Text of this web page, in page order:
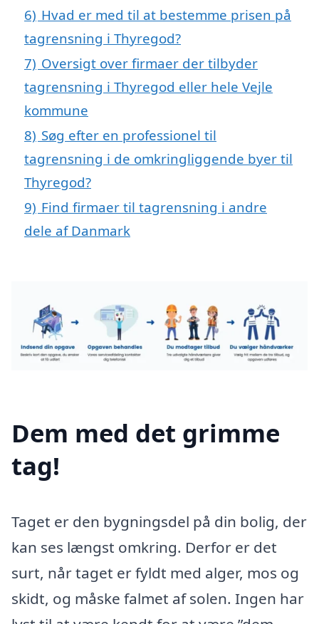
6) Hvad er med til at bestemme prisen på
tagrensning i Thyregod?
7) Oversigt over firmaer der tilbyder
tagrensning i Thyregod eller hele Vejle
kommune
8) Søg efter en professionel til
tagrensning i de omkringliggende byer til
Thyregod?
9) Find firmaer til tagrensning i andre
dele af Danmark
Dem med det grimme
tag!
Taget er den bygningsdel på din bolig, der
kan ses længst omkring. Derfor er det
surt, når taget er fyldt med alger, mos og
skidt, og måske falmet af solen. Ingen har